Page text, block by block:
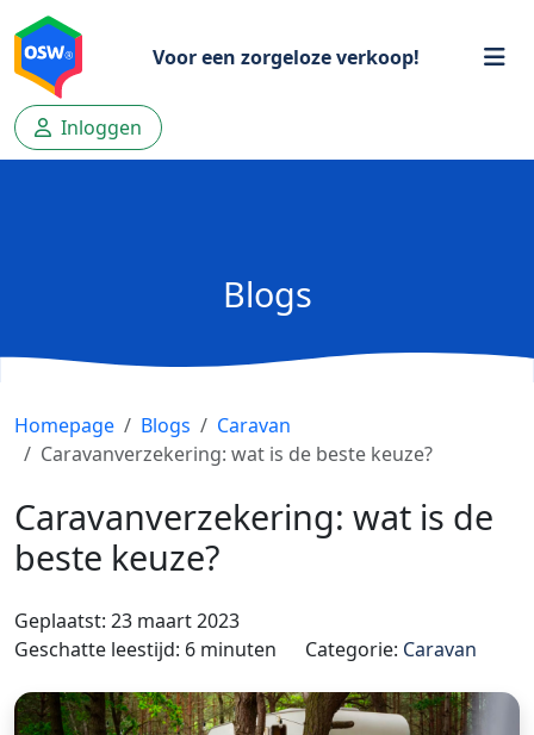
Voor een zorgeloze verkoop!
Inloggen
Blogs
Homepage Blogs
Caravan
Caravanverzekering: wat is de beste keuze?
Caravanverzekering: wat is de
beste keuze?
Geplaatst: 23 maart 2023
Geschatte leestijd: 6 minuten
Categorie: Caravan